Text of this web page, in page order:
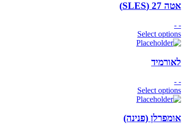
אטה 27 (SLES)
- -
Select options
לאורמיד
- -
Select options
אומפרלן (פנינה)